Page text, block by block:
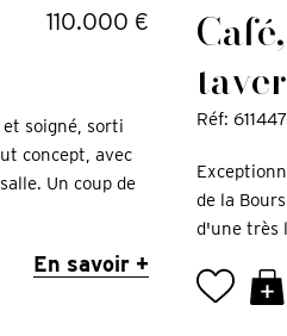
110.000 €
soigné, sorti
concept, avec
Un coup de
En savoir +
Réf:
de la
d'une très